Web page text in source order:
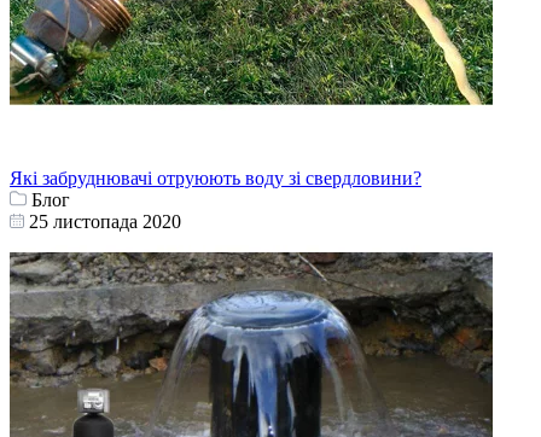
Які забруднювачі отруюють воду зі свердловини?
Блог
25 листопада 2020